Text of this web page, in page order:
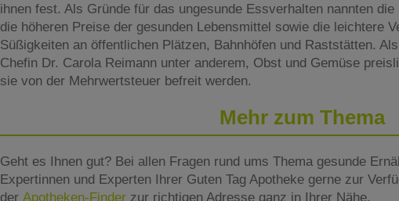
ihnen fest. Als Gründe für das ungesunde Essverhalten nannten
die höheren Preise der gesunden Lebensmittel sowie die leichtere
Süßigkeiten an öffentlichen Plätzen, Bahnhöfen und Raststätten.
Chefin Dr. Carola Reimann unter anderem, Obst und Gemüse
sie von der Mehrwertsteuer befreit werden.
Mehr zum Thema
Geht es Ihnen gut? Bei allen Fragen rund ums Thema gesunde
Expertinnen und Experten Ihrer Guten Tag Apotheke gerne zur
der Apotheken-Finder zur richtigen Adresse ganz in Ihrer Nähe.